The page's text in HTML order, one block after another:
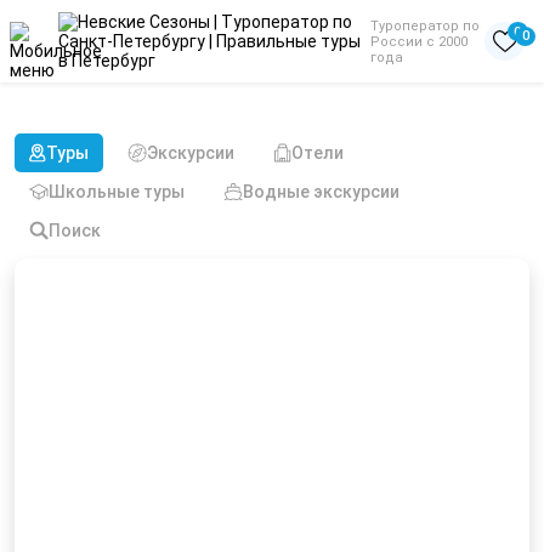
Туроператор по
России с 2000
года
00
Туры Экскурсии
Отели
Школьные туры
Водные экскурсии
Поиск